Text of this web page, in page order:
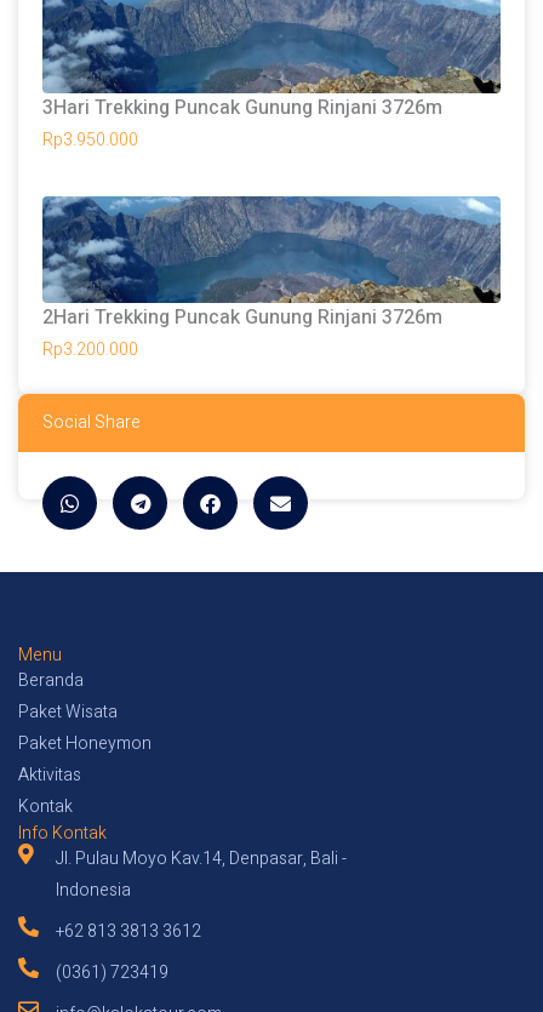
3Hari Trekking Puncak Gunung Rinjani 3726m
Rp3.950.000
2Hari Trekking Puncak Gunung Rinjani 3726m
Rp3.200.000
Social Share
Menu
Beranda
Paket Wisata
Paket Honeymon
Aktivitas
Kontak
Info Kontak
Jl. Pulau Moyo Kav.14, Denpasar, Bali -
Indonesia
+62 813 3813 3612
(0361) 723419